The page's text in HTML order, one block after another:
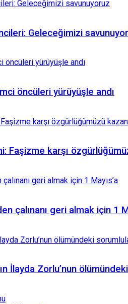
Geleceğimizi
öncüleri yürüyüşle andı
Faşizme karşı
çalınanı geri almak için 1
İlayda Zorlu’nun